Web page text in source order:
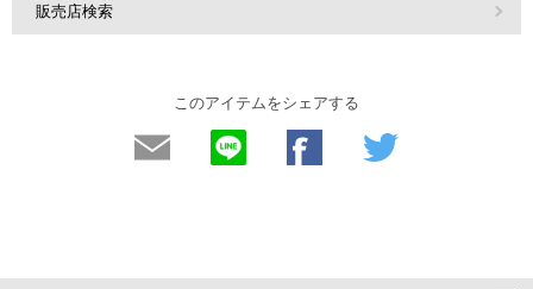
販売店検索
このアイテムをシェアする